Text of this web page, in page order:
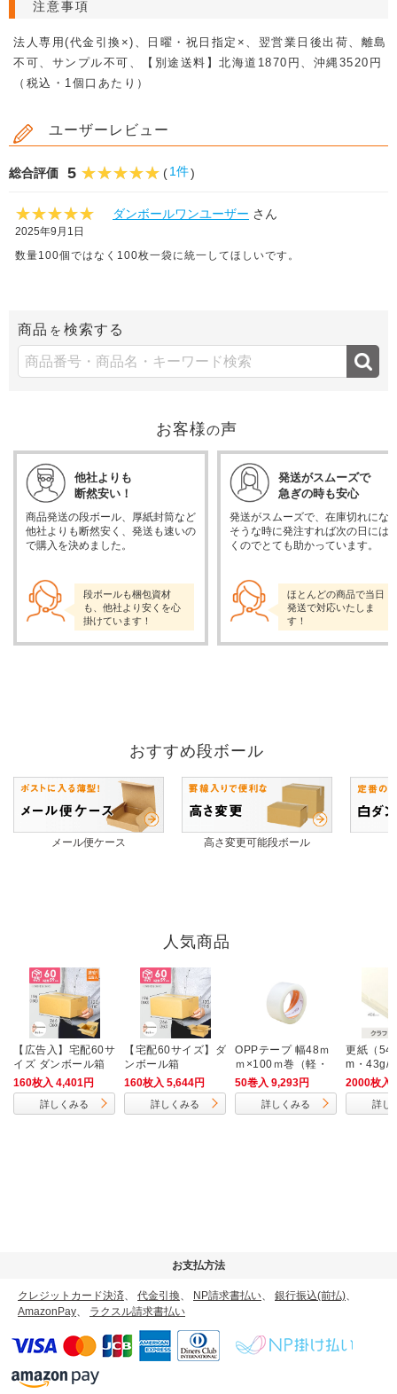
注意事項
法人専用(代金引換×)、日曜・祝日指定×、翌営業日後出荷、離島
不可、サンプル不可、【別途送料】北海道1870円、沖縄3520円
（税込・1個口あたり）
ユーザーレビュー
総合評価 5 (1件)
ダンボールワンユーザー さん
2025年9月1日
数量100個ではなく100枚一袋に統一してほしいです。
商品 を 検索する
お客様の声
他社よりも
断然安い！
商品発送の段ボール、厚紙封筒など
他社よりも断然安く、発送も速いの
で購入を決めました。
段ボールも梱包資材
も、他社より安くを心
掛けています！
発送がスムーズで
急ぎの時も安心
発送がスムーズで、在庫切れにな
そうな時に発注すれば次の日には
くのでとても助かっています。
ほとんどの商品で当日
発送で対応いたしま
す！
おすすめ段ボール
メール便ケース 高さ変更可能段ボール
人気商品
【広告入】宅配60サ
イズ ダンボール箱
（クロネコボックス
6）
160枚入 4,401円
詳しくみる
【宅配60サイズ】ダ
ンボール箱
160枚入 5,644円
詳しくみる
OPPテープ 幅48ｍ
ｍ×100ｍ巻（軽・
中梱包用／0.042m
m厚）
50巻入 9,293円
詳しくみる
更紙（
m・43g/
2000枚入
詳し
お支払方法
クレジットカード決済 代金引換 NP請求書払い 銀行振込(前払)
AmazonPay
ラクスル請求書払い